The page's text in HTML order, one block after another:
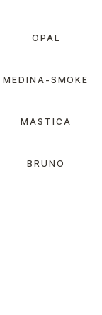
OPAL
MEDINA-SMOKE
MASTICA
BRUNO